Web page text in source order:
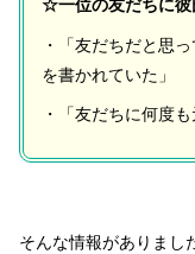
☆一位の友だちに彼
・「友だちだと思
を書かれていた」
・「友だちに何度
そんな情報がありまし